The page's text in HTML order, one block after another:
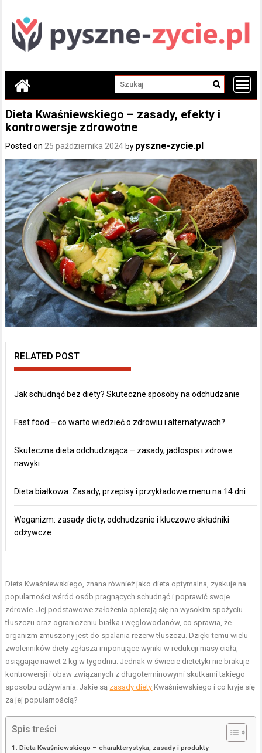
content
Dieta Kwaśniewskiego – zasady, efekty i
kontrowersje zdrowotne
Posted on 25 października 2024 by pyszne-zycie.pl
RELATED POST
Jak schudnąć bez diety? Skuteczne sposoby na odchudzanie
Fast food – co warto wiedzieć o zdrowiu i alternatywach?
Skuteczna dieta odchudzająca – zasady, jadłospis i zdrowe
nawyki
Dieta białkowa: Zasady, przepisy i przykładowe menu na 14 dni
Weganizm: zasady diety, odchudzanie i kluczowe składniki
odżywcze
Dieta Kwaśniewskiego, znana również jako dieta optymalna, zyskuje na
popularności wśród osób pragnących schudnąć i poprawić swoje
zdrowie. Jej podstawowe założenia opierają się na wysokim spożyciu
tłuszczu oraz ograniczeniu białka i węglowodanów, co sprawia, że
organizm zmuszony jest do spalania rezerw tłuszczu. Dzięki temu wielu
zwolenników diety zgłasza imponujące wyniki w redukcji masy ciała,
osiągając nawet 2 kg w tygodniu. Jednak w świecie dietetyki nie brakuje
kontrowersji i obaw związanych z długoterminowymi skutkami takiego
sposobu odżywiania. Jakie są zasady diety Kwaśniewskiego i co kryje się
za jej popularnością?
Spis treści
Dieta Kwaśniewskiego – charakterystyka, zasady i produkty